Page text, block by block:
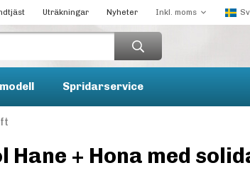
Uträkningar Nyheter
Spridarservice
Hane + Hona med